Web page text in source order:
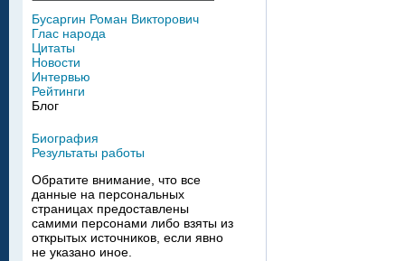
Бусаргин Роман Викторович
Глас народа
Цитаты
Новости
Интервью
Рейтинги
Блог
Биография
Результаты работы
Обратите внимание, что все
данные на персональных
страницах предоставлены
самими персонами либо взяты из
открытых источников, если явно
не указано иное.